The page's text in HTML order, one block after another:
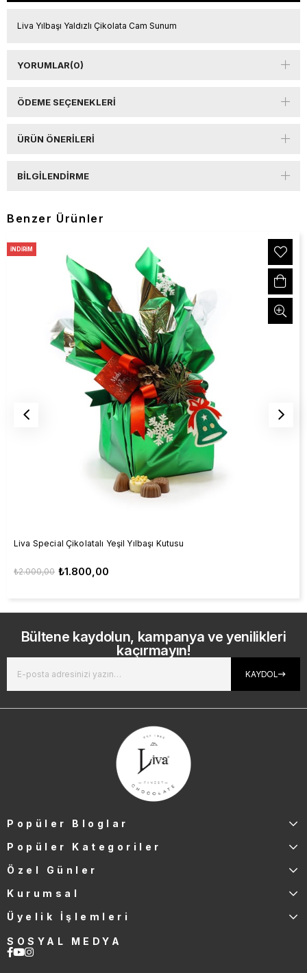
Liva Yılbaşı Yaldızlı Çikolata Cam Sunum
YORUMLAR(0)
ÖDEME SEÇENEKLERI
ÜRÜN ÖNERILERI
BILGILENDIRME
Benzer Ürünler
Liva Special Çikolatalı Yeşil Yılbaşı Kutusu
₺1.800,00
₺2.000,00
İNDIRIM
Bültene kaydolun, kampanya ve yenilikleri
kaçırmayın!
KAYDOL
Popüler Bloglar
Popüler Kategoriler
Özel Günler
Kurumsal
Üyelik İşlemleri
SOSYAL MEDYA